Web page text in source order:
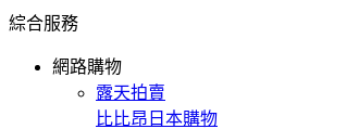
綜合服務
網路購物
露天拍賣
比比昂日本購物